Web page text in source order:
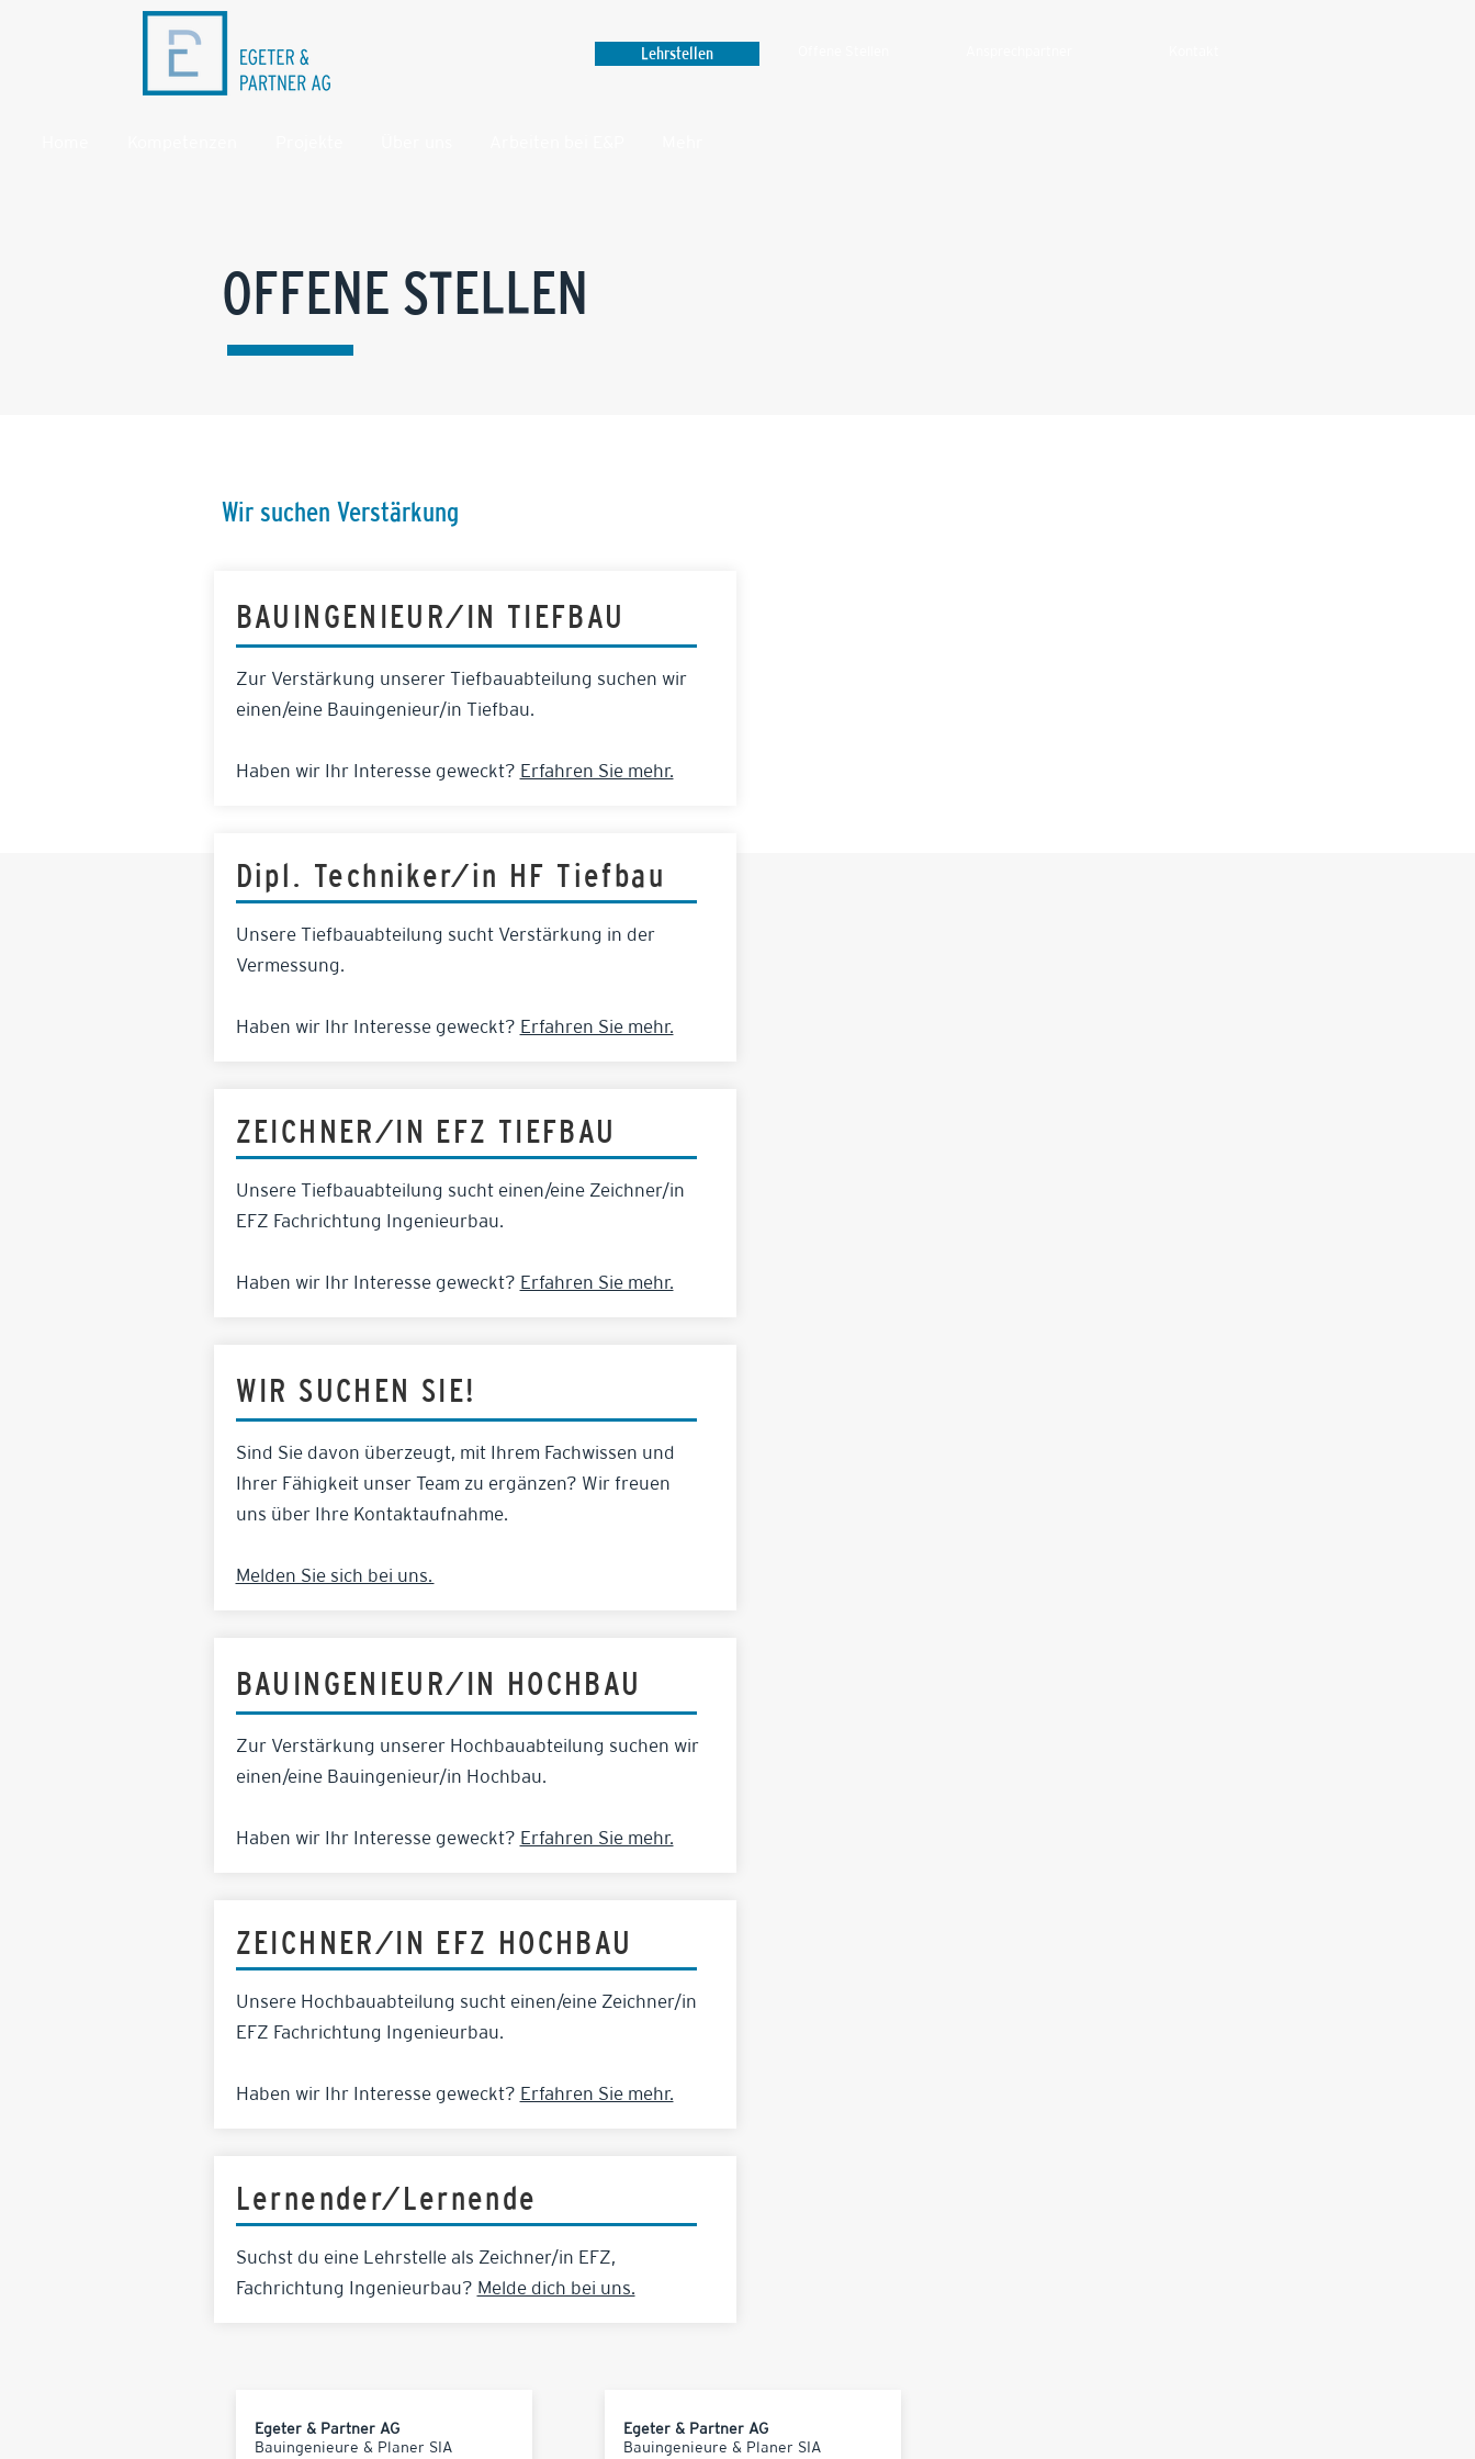
Lehrstellen
OFFENE STELLEN
Wir suchen Verstärkung
BAUINGENIEUR/IN TIEFBAU
Zur Verstärkung unserer Tiefbauabteilung suchen wir
einen/eine Bauingenieur/in Tiefbau.
Haben wir Ihr Interesse geweckt? Erfahren Sie mehr.
Dipl. Techniker/in HF Tiefbau
Unsere Tiefbauabteilung sucht Verstärkung in der
Vermessung.
Haben wir Ihr Interesse geweckt? Erfahren Sie mehr.
ZEICHNER/IN EFZ TIEFBAU
Unsere Tiefbauabteilung sucht einen/eine Zeichner/in
EFZ Fachrichtung Ingenieurbau.
Haben wir Ihr Interesse geweckt? Erfahren Sie mehr.
WIR SUCHEN SIE!
Sind Sie davon überzeugt, mit Ihrem Fachwissen und
Ihrer Fähigkeit unser Team zu ergänzen? Wir freuen
uns über Ihre Kontaktaufnahme.
Melden Sie sich bei uns.
BAUINGENIEUR/IN HOCHBAU
Zur Verstärkung unserer Hochbauabteilung suchen wir
einen/eine Bauingenieur/in Hochbau.
Haben wir Ihr Interesse geweckt? Erfahren Sie mehr.
ZEICHNER/IN EFZ HOCHBAU
Unsere Hochbauabteilung sucht einen/eine Zeichner/in
EFZ Fachrichtung Ingenieurbau.
Haben wir Ihr Interesse geweckt? Erfahren Sie mehr.
Lernender/Lernende
Suchst du eine Lehrstelle als Zeichner/in EFZ,
Fachrichtung Ingenieurbau? Melde dich bei uns.
Egeter & Partner AG
Bauingenieure & Planer SIA
Egeter & Partner AG
Bauingenieure & Planer SIA